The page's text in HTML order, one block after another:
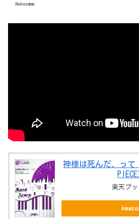
Nekoyama
神様は死んだ、って
PIECE
楽天ブッ